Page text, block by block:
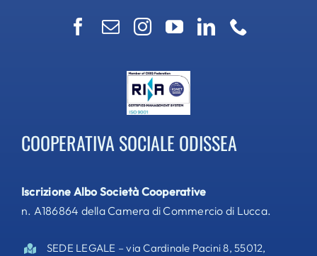
COOPERATIVA SOCIALE ODISSEA
Iscrizione Albo Società Cooperative
n. A186864 della Camera di Commercio di Lucca.
SEDE LEGALE – via Cardinale Pacini 8, 55012,